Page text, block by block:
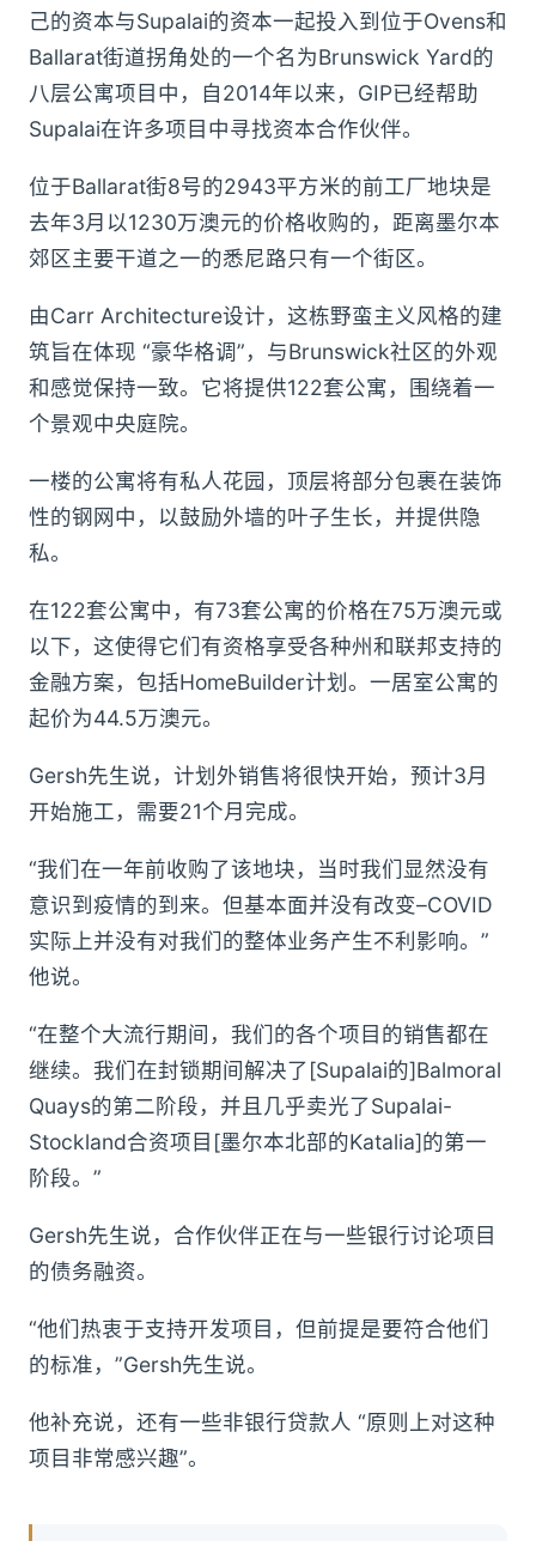
己的资本与Supalai的资本一起投入到位于Ovens和
Ballarat街道拐角处的一个名为Brunswick Yard的
八层公寓项目中，自2014年以来，GIP已经帮助
Supalai在许多项目中寻找资本合作伙伴。
位于Ballarat街8号的2943平方米的前工厂地块是
去年3月以1230万澳元的价格收购的，距离墨尔本
郊区主要干道之一的悉尼路只有一个街区。
由Carr Architecture设计，这栋野蛮主义风格的建
筑旨在体现 “豪华格调”，与Brunswick社区的外观
和感觉保持一致。它将提供122套公寓，围绕着一
个景观中央庭院。
一楼的公寓将有私人花园，顶层将部分包裹在装饰
性的钢网中，以鼓励外墙的叶子生长，并提供隐
私。
在122套公寓中，有73套公寓的价格在75万澳元或
以下，这使得它们有资格享受各种州和联邦支持的
金融方案，包括HomeBuilder计划。一居室公寓的
起价为44.5万澳元。
Gersh先生说，计划外销售将很快开始，预计3月
开始施工，需要21个月完成。
“我们在一年前收购了该地块，当时我们显然没有
意识到疫情的到来。但基本面并没有改变–COVID
实际上并没有对我们的整体业务产生不利影响。”
他说。
“在整个大流行期间，我们的各个项目的销售都在
继续。我们在封锁期间解决了[Supalai的]Balmoral
Quays的第二阶段，并且几乎卖光了Supalai-
Stockland合资项目[墨尔本北部的Katalia]的第一
阶段。”
Gersh先生说，合作伙伴正在与一些银行讨论项目
的债务融资。
“他们热衷于支持开发项目，但前提是要符合他们
的标准，”Gersh先生说。
他补充说，还有一些非银行贷款人 “原则上对这种
项目非常感兴趣”。